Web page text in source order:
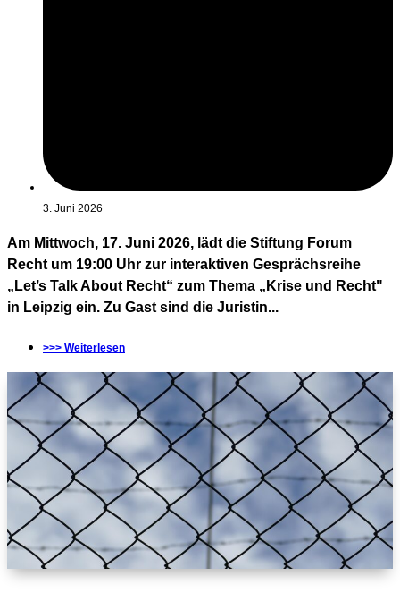
3. Juni 2026
Am Mittwoch, 17. Juni 2026, lädt die Stiftung Forum
Recht um 19:00 Uhr zur interaktiven Gesprächsreihe
„Let’s Talk About Recht“ zum Thema „Krise und Recht"
in Leipzig ein. Zu Gast sind die Juristin...
>>> Weiterlesen